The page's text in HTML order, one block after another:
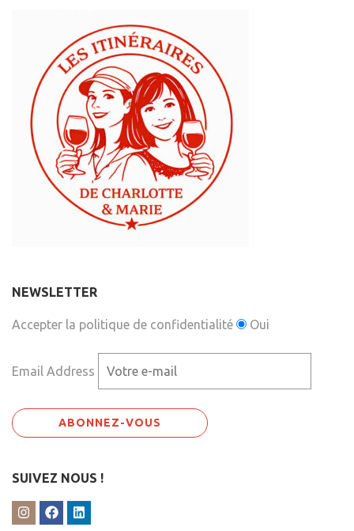
NEWSLETTER
Accepter la politique de confidentialité Oui
Email Address
SUIVEZ NOUS !